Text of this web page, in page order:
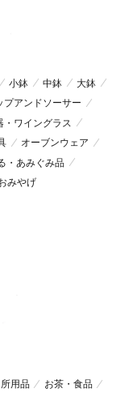
小鉢 中鉢
大鉢
プアンドソーサー
・ワイングラス
オーブンウェア
・あみぐみ品
みやげ
用品
お茶・食品